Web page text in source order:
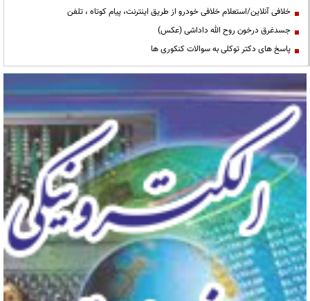
خلافی آنلاین/استعلام خلافی خودرو از طریق اینترنت، پیام کوتاه ، تلفن
جسدغرق درخون روح الله داداشی (عکس)
پاسخ های دکتر توکلی به سوالات کنکوری ها